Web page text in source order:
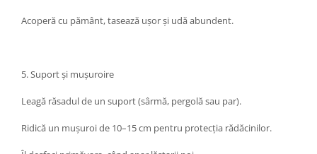
Acoperă cu pământ, tasează ușor și udă abundent.
5. Suport și mușuroire
Leagă răsadul de un suport (sârmă, pergolă sau par).
Ridică un mușuroi de 10–15 cm pentru protecția rădăcinilor.